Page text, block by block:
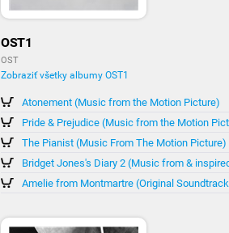
OST1
OST
Zobraziť všetky albumy OST1
Atonement (Music from the Motion Picture)
Pride & Prejudice (Music from the Motion
The Pianist (Music From The Motion Picture)
Bridget Jones's Diary 2 (Music from &
Amelie from Montmartre (Original